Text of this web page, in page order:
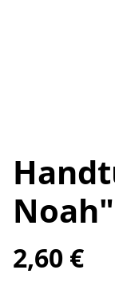
Noah"
2,60 €